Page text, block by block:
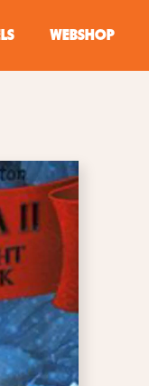
WEBSHOP